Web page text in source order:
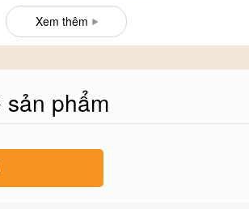
Xem thêm
phẩm